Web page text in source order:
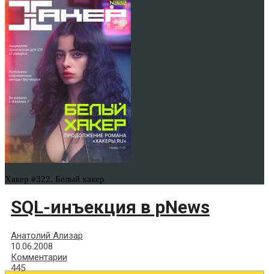
Хакер #322. Белый хакер
SQL-инъекция в pNews
Анатолий Ализар
10.06.2008
Комментарии
445